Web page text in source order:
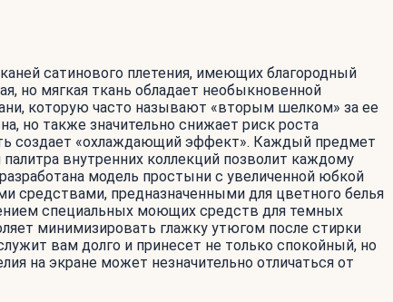
сатинового плетения, имеющих благородный
но мягкая ткань обладает необыкновенной
которую часто называют «вторым шелком» за ее
но также значительно снижает риск роста
создает «охлаждающий эффект». Каждый предмет
внутренних коллекций позволит каждому
модель простыни с увеличенной юбкой
средствами, предназначенными для цветного белья
специальных моющих средств для темных
минимизировать глажку утюгом после стирки
вам долго и принесет не только спокойный, но
на экране может незначительно отличаться от